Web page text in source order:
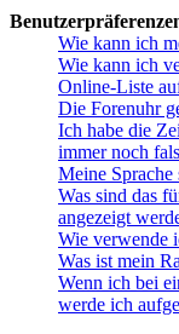
Wie kann ich
Wie kann ich
Online-Liste
Die Forenuhr
Ich habe die
immer noch
Meine
Was sind das
angezeigt
Wie verwende
Was ist mein
Wenn ich bei
werde ich